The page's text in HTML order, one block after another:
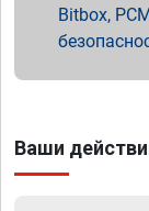
Bitbox,
Ваши